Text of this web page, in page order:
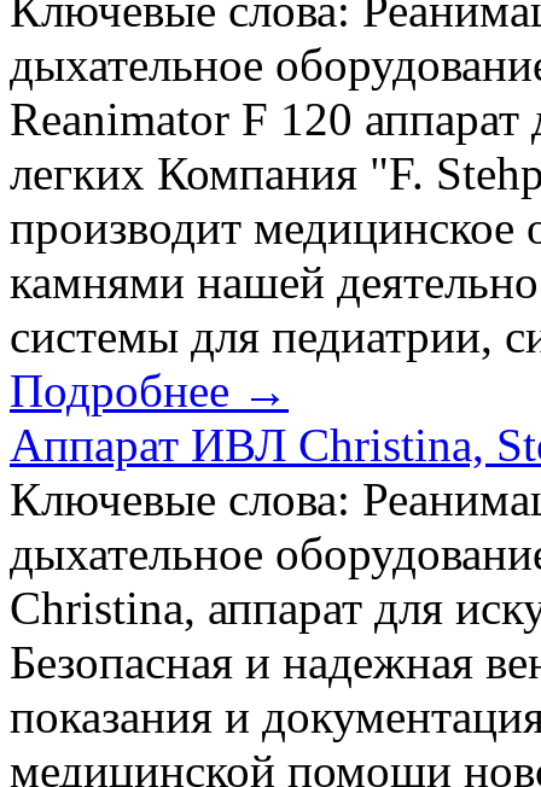
дыхательное
Reanimator F 120 аппарат
легких Компания "F.
производит медицинское
камнями нашей
системы для педиатрии,
Подробнее →
Аппарат ИВЛ Christina,
Ключевые слова:
дыхательное
Christina, аппарат для
Безопасная и надежная
показания и
медицинской помощи